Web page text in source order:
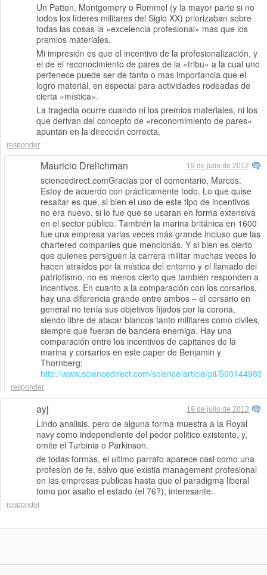
Un Patton, Montgomery o Rommel (y la mayor parte si no
todos los líderes militares del Siglo XX) priorizaban sobre
todas las cosas la «excelencia profesional» mas que los
premios materiales.
Mi impresión es que el incentivo de la profesionalización, y
el de el reconocimiento de pares de la «tribu» a la cual uno
pertenece puede ser de tanto o mas importancia que el
logro material, en especial para actividades rodeadas de
cierta «mística».
La tragedia ocurre cuando ni los premios materiales, ni los
que derivan del concepto de «reconomimiento de pares»
apuntan en la dirección correcta.
responder
Mauricio Drelichman 19 de julio de 2012
sciencedirect.comGracias por el comentario, Marcos.
Estoy de acuerdo con prácticamente todo. Lo que quise
resaltar es que, si bien el uso de este tipo de incentivos
no era nuevo, si lo fue que se usaran en forma extensiva
en el sector público. También la marina británica en 1600
fue una empresa varias veces más grande incluso que las
chartered companies que mencionás. Y si bien es cierto
que quienes persiguen la carrera militar muchas veces lo
hacen atraídos por la mística del entorno y el llamado del
patriotismo, no es menos cierto que también responden a
incentivos. En cuanto a la comparación con los corsarios,
hay una diferencia grande entre ambos – el corsario en
general no tenía sus objetivos fijados por la corona,
siendo libre de atacar blancos tanto militares como civiles,
siempre que fueran de bandera enemiga. Hay una
comparación entre los incentivos de capitanes de la
marina y corsarios en este paper de Benjamin y
Thornberg:
http://www.sciencedirect.com/science/article/pii/
responder
ayj 19 de julio de 2012
Lindo analisis, pero de alguna forma muestra a la Royal
navy como independiente del poder politico existente, y,
omite el Turbinia o Parkinson.
de todas formas, el ultimo parrafo aparece casi como una
profesion de fe, salvo que existia management profesional
en las empresas publicas hasta que el paradigma liberal
tomo por asalto el estado (el 76?), interesante.
responder